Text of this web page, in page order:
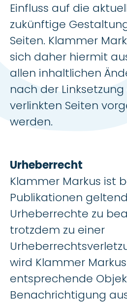
Einfluss auf die
zukünftige
Seiten. Klammer
sich daher hiermit
allen inhaltlichen
nach der
verlinkten Seiten
werden.
Urheberrecht
Klammer Markus ist
Publikationen
Urheberrechte zu
trotzdem zu einer
wird Klammer
entsprechende
Benachrichtigung